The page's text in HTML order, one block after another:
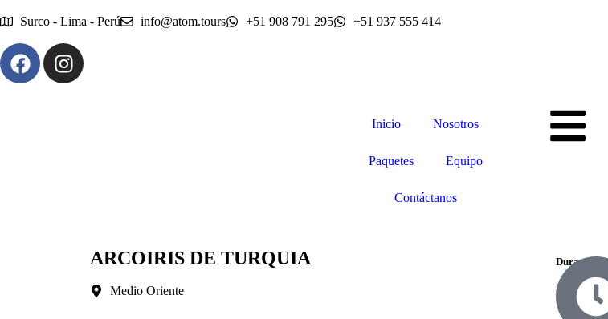
Surco - Lima - Perú info@atom.tours +51 908 791 295 +51 937 555 414
Inicio Nosotros
Paquetes Equipo
Contáctanos
ARCOIRIS DE TURQUIA
Medio Oriente
Duraciones
8 días